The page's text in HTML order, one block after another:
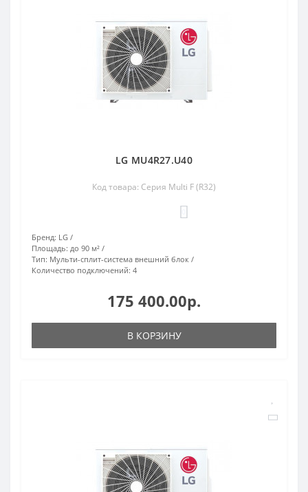
LG MU4R27.U40
Код товара: Серия Multi F (R32)
Бренд: LG
Площадь: до 90 м²
Тип: Мульти-сплит-система внешний блок
Количество подключений: 4
175 400.00р.
В КОРЗИНУ